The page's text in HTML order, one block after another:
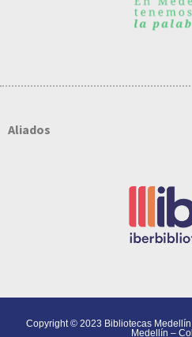
Aliados
Copyright © 2023 Bibliotecas
Medellín –